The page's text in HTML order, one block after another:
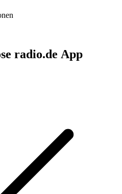
radio.de App